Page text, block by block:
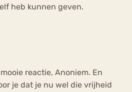
heb kunnen geven.
reactie, Anoniem. En
je dat je nu wel die vrijheid